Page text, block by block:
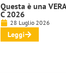
Questa è una VERA
C 2026
28 Luglio 2026
Leggi